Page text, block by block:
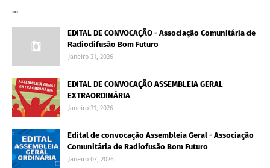
…
EDITAL DE CONVOCAÇÃO - Associação Comunitária de
Radiodifusão Bom Futuro
Janeiro 31, 2026
EDITAL DE CONVOCAÇÃO ASSEMBLEIA GERAL
EXTRAORDINÁRIA
Janeiro 31, 2026
Edital de convocação Assembleia Geral - Associação
Comunitária de Radiofusão Bom Futuro
Janeiro 07, 2026